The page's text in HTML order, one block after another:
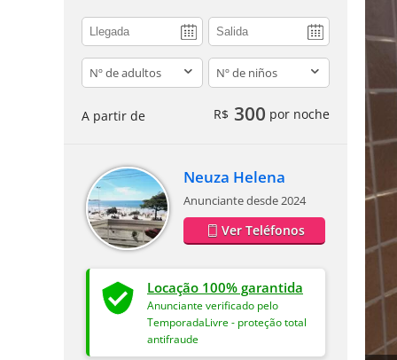
adults children
A partir de R$ 300 por noche
Neuza Helena
Anunciante desde 2024
Ver Teléfonos
Locação 100% garantida
Anunciante verificado pelo
TemporadaLivre - proteção total
antifraude